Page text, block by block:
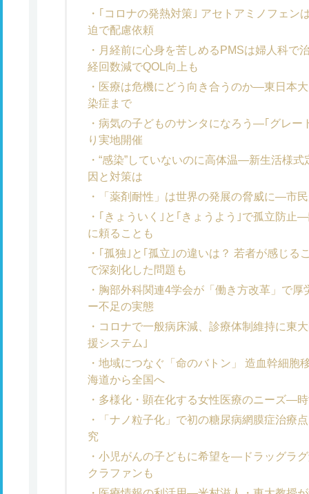
｢コロナの発熱対策｣ アセトアミノフェ
迫で配慮依頼
月経前に心身を苦しめるPMSは婦人科で
経回数減でQOL向上も
医療は危機にどう向き合うのか―東日本
染症まで
病気の子どものサンタになろう―｢グレー
り実地開催
“感染”していないのに高体温―新生活様
因と対策は
「薬剤耐性」は世界の発展の脅威に―市
｢きょういく｣と｢きょうよう｣で孤立防止
に頼ることも
｢孤独｣と｢孤立｣の違いは？ 若者が感じ
で深刻化した問題も
胸部外科関連4学会が「働き方改革」で
ー不足の実態
コロナで一般病床減、診療体制維持に東
援システム｣
地域につなぐ「命のバトン」 造血幹細胞
海道から全国へ
多様化・顕在化する女性医療のニーズ―
「ナノ粒子化」で初の糖尿病網膜症治療
究
小児がんの子どもに希望を―ドラッグラ
クラファンも